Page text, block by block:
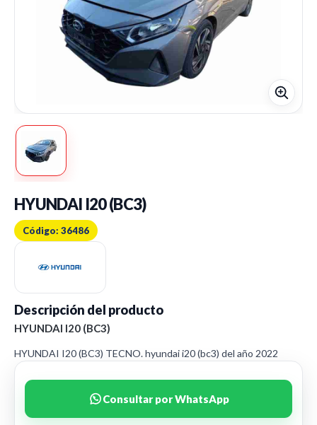
HYUNDAI I20 (BC3)
Código: 36486
Descripción del producto
HYUNDAI I20 (BC3)
HYUNDAI I20 (BC3) TECNO. hyundai i20 (bc3) del año 2022
Consultar por WhatsApp